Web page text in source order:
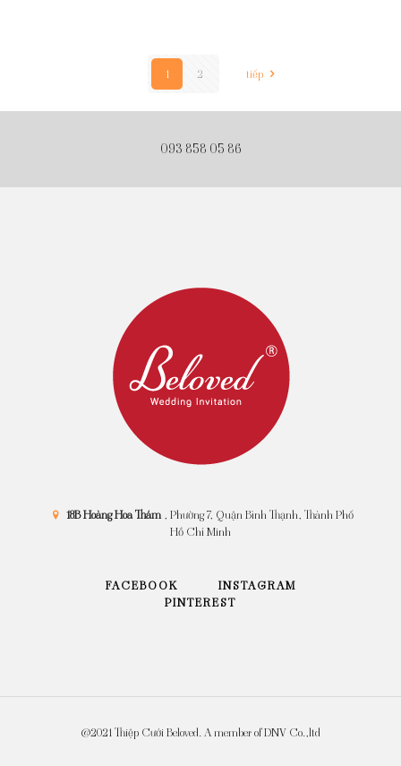
1 2 tiếp
093 858 05 86
18B Hoàng Hoa Thám, Phường 7, Quận Bình Thạnh, Thành Phố
Hồ Chí Minh
FACEBOOK
INSTAGRAM
PINTEREST
@2021 Thiệp Cưới Beloved. A member of DNV Co.,ltd